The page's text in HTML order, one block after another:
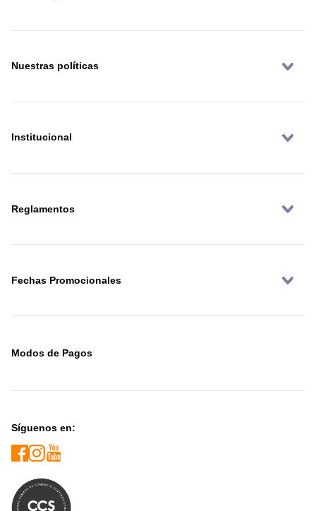
Nuestras políticas
Institucional
Reglamentos
Fechas Promocionales
Modos de Pagos
Síguenos en: